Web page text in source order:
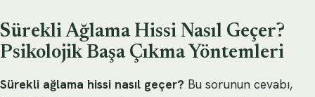
Sürekli Ağlama Hissi Nasıl Geçer?
Psikolojik Başa Çıkma Yöntemleri
Sürekli ağlama hissi nasıl geçer? Bu sorunun cevabı,